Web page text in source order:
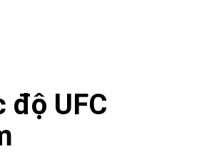
độ UFC